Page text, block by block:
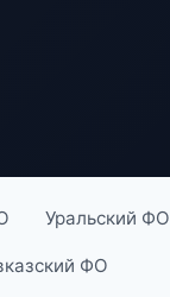
Уральский ФО
ФО